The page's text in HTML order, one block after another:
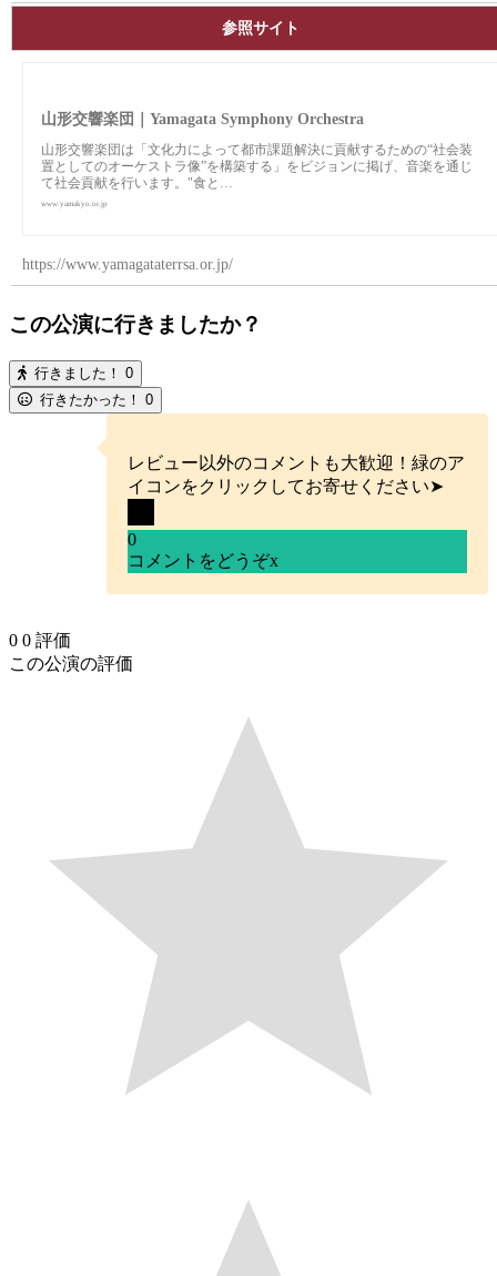
参照サイト
山形交響楽団｜Yamagata Symphony Orchestra
山形交響楽団は「⽂化⼒によって都市課題解決に貢献するための“社会装
置としてのオーケストラ像”を構築する」をビジョンに掲げ、音楽を通じ
て社会貢献を行います。"食と…
www.yamakyo.or.jp
https://www.yamagataterrsa.or.jp/
この公演に行きましたか？
行きました！ 0
行きたかった！ 0
レビュー以外のコメントも大歓迎！緑のア
イコンをクリックしてお寄せください➤
0
コメントをどうぞx
0 0 評価
この公演の評価